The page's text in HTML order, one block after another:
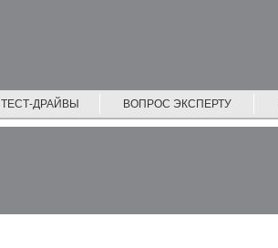
ТЕСТ-ДРАЙВЫ ВОПРОС ЭКСПЕРТУ